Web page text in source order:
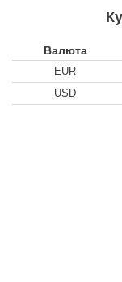
Валюта
EUR
USD